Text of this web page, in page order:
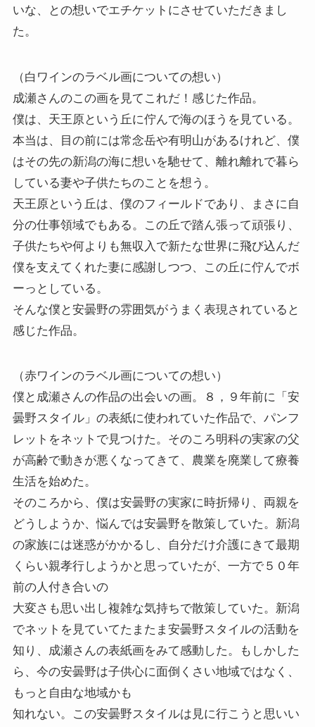
いな、との想いでエチケットにさせていただきまし
た。
（白ワインのラベル画についての想い）
成瀬さんのこの画を見てこれだ！感じた作品。
僕は、天王原という丘に佇んで海のほうを見ている。
本当は、目の前には常念岳や有明山があるけれど、僕
はその先の新潟の海に想いを馳せて、離れ離れで暮ら
している妻や子供たちのことを想う。
天王原という丘は、僕のフィールドであり、まさに自
分の仕事領域でもある。この丘で踏ん張って頑張り、
子供たちや何よりも無収入で新たな世界に飛び込んだ
僕を支えてくれた妻に感謝しつつ、この丘に佇んでボ
ーっとしている。
そんな僕と安曇野の雰囲気がうまく表現されていると
感じた作品。
（赤ワインのラベル画についての想い）
僕と成瀬さんの作品の出会いの画。８，９年前に「安
曇野スタイル」の表紙に使われていた作品で、パンフ
レットをネットで見つけた。そのころ明科の実家の父
が高齢で動きが悪くなってきて、農業を廃業して療養
生活を始めた。
そのころから、僕は安曇野の実家に時折帰り、両親を
どうしようか、悩んでは安曇野を散策していた。新潟
の家族には迷惑がかかるし、自分だけ介護にきて最期
くらい親孝行しようかと思っていたが、一方で５０年
前の人付き合いの
大変さも思い出し複雑な気持ちで散策していた。新潟
でネットを見ていてたまたま安曇野スタイルの活動を
知り、成瀬さんの表紙画をみて感動した。もしかした
ら、今の安曇野は子供心に面倒くさい地域ではなく、
もっと自由な地域かも
知れない。この安曇野スタイルは見に行こうと思いい